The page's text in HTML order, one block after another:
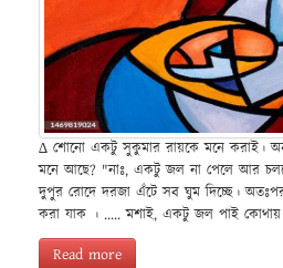
∆ শোনো একটু সুকুমার রায়কে মনে করাই।
মনে আছে? "নাঃ, একটু জল না পেলে আর
দুপুর রোদে দরজা এঁটে সব ঘুম দিচ্ছে।
করা যাক । ..... মশাই, একটু জল পাই কোথায়
Read more